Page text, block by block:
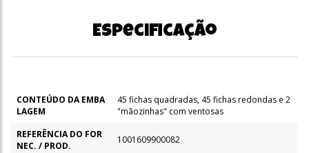
Especificação
CONTEÚDO DA EMBA
LAGEM
45 fichas quadradas, 45 fichas redondas e 2
"mãozinhas" com ventosas
REFERÊNCIA DO FOR
NEC. / PROD.
1001609900082